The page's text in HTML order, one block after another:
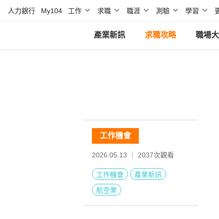
人力銀行 My104 工作 求職 職涯 測驗 學習
產業新訊 求職攻略 職場
工作機會
2026.05.13 ｜ 2037次觀看
工作機會
產業新訊
航空業